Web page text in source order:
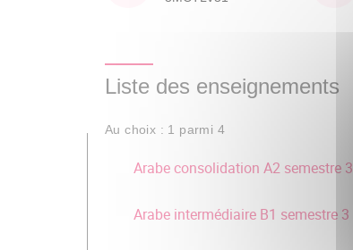
Liste des enseignements
Au choix : 1 parmi 4
Arabe consolidation A2 semestre 3
Arabe intermédiaire B1 semestre 3